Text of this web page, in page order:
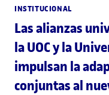
INSTITUCIONAL
Las alianzas
la UOC y la
impulsan la
conjuntas al